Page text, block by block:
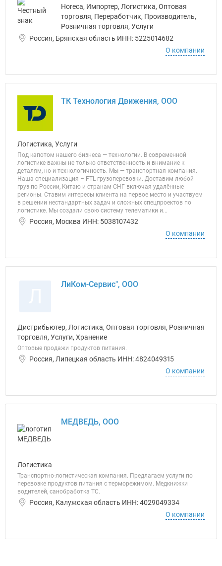
Horeca, Импортер, Логистика, Оптовая
торговля, Переработчик, Производитель,
Розничная торговля, Услуги
Россия, Брянская область ИНН: 5225014682
О компании
ТК Технология Движения, ООО
Логистика, Услуги
Под капотом нашего бизнеса — технологии. В современной
логистике важны не только ответственность и внимание к
деталям, но и технологичность. Мы — транспортная компания.
Наша специализация – FTL грузоперевозки. Доставим любой
груз по России, Китаю и странам СНГ включая удалённые
регионы. Ставим интересы клиента на первое место и участвуем
в решении нестандартных задач и сложных спецпроектов по
логистике. Мы создали свою систему телематики и...
Россия, Москва ИНН: 5038107432
О компании
ЛиКом-Сервис", ООО
Дистрибьютер, Логистика, Оптовая торговля, Розничная
торговля, Услуги, Хранение
Оптовые продажи продуктов питания.
Россия, Липецкая область ИНН: 4824049315
О компании
МЕДВЕДЬ, ООО
Логистика
Транспортно-логистическая компания. Предлагаем услуги по
перевозке продуктов питания с терморежимом. Медкнижки
водителей, санобработка ТС.
Россия, Калужская область ИНН: 4029049334
О компании